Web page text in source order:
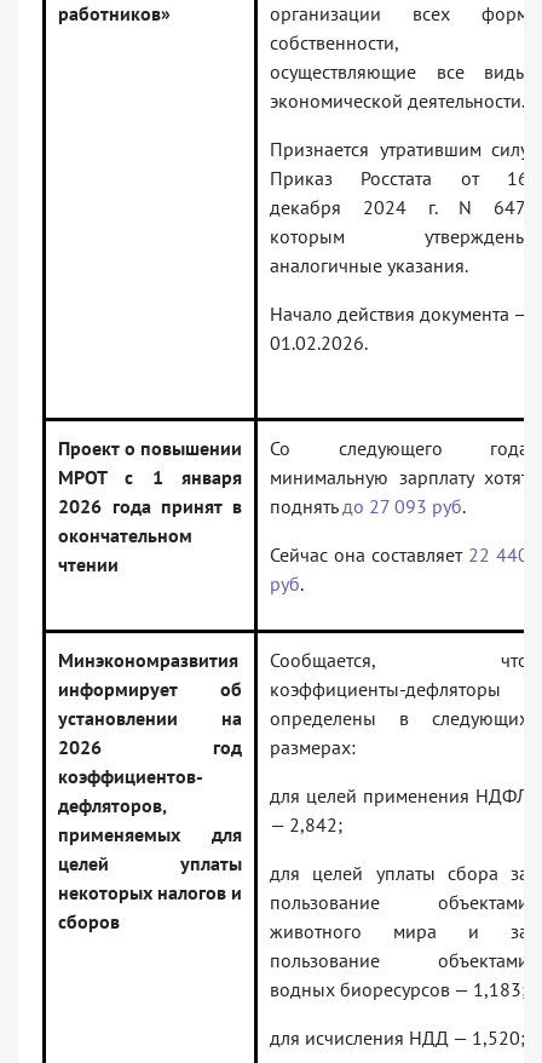
работников»
организации всех форм
собственности,
осуществляющие все виды
экономической деятельности.
Признается утратившим силу
Приказ Росстата от 16
декабря 2024 г. N 647,
которым утверждены
аналогичные указания.
Начало действия документа —
01.02.2026.
Проект о повышении
МРОТ с 1 января
2026 года принят в
окончательном
чтении
Со следующего года
минимальную зарплату хотят
поднятьдо 27 093 руб.
Сейчас она составляет 22 440
руб.
Минэкономразвития
информирует об
установлении на
2026 год
коэффициентов-
дефляторов,
применяемых для
целей уплаты
некоторых налогов и
сборов
Сообщается, что
коэффициенты-дефляторы
определены в следующих
размерах:
для целей применения НДФЛ
— 2,842;
для целей уплаты сбора за
пользование объектами
животного мира и за
пользование объектами
водных биоресурсов — 1,183;
для исчисления НДД — 1,520;